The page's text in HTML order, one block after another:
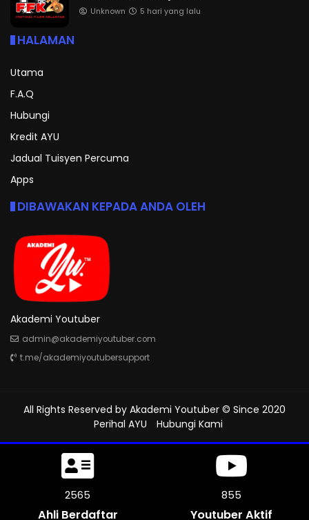
Unknown 5 hari yang lalu
HALAMAN
Utama
F.A.Q
Hubungi
Kredit AYU
Jadual Tuisyen Percuma
Apps
DIBAWAKAN KEPADA ANDA OLEH
Akademi Youtuber
admin@akademiyoutuber.com
t.me/akademiyoutubersupport
All Rights Reserved by Akademi Youtuber © Since 2020
Perihal AYU
Hubungi Kami
3015
Ahli Berdaftar
1005
Youtuber Aktif